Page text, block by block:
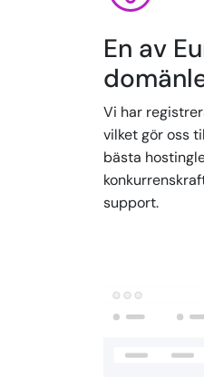
En av
Vi har
vilket gör oss
bästa
support.